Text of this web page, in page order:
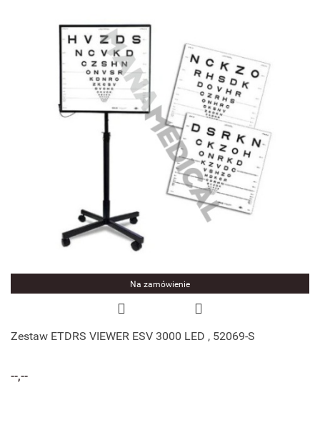
Na zamówienie
Zestaw ETDRS VIEWER ESV 3000 LED , 52069-S
--,--